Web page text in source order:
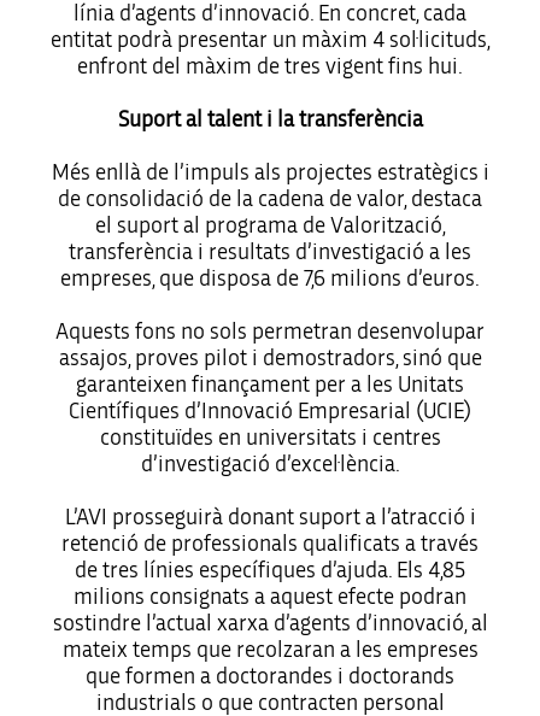
línia d’agents d’innovació. En concret, cada
entitat podrà presentar un màxim 4 sol·licituds,
enfront del màxim de tres vigent fins hui.
Suport al talent i la transferència
Més enllà de l’impuls als projectes estratègics i
de consolidació de la cadena de valor, destaca
el suport al programa de Valorització,
transferència i resultats d’investigació a les
empreses, que disposa de 7,6 milions d’euros.
Aquests fons no sols permetran desenvolupar
assajos, proves pilot i demostradors, sinó que
garanteixen finançament per a les Unitats
Científiques d’Innovació Empresarial (UCIE)
constituïdes en universitats i centres
d’investigació d’excel·lència.
L’AVI prosseguirà donant suport a l’atracció i
retenció de professionals qualificats a través
de tres línies específiques d’ajuda. Els 4,85
milions consignats a aquest efecte podran
sostindre l’actual xarxa d’agents d’innovació, al
mateix temps que recolzaran a les empreses
que formen a doctorandes i doctorands
industrials o que contracten personal